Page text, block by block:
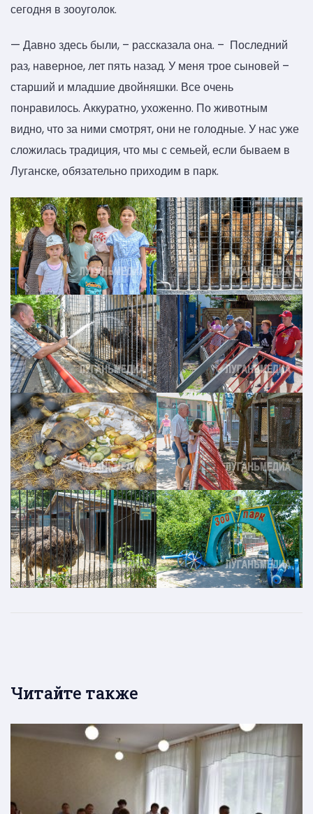
сегодня в зооуголок.
— Давно здесь были, – рассказала она. – Последний
раз, наверное, лет пять назад. У меня трое сыновей –
старший и младшие двойняшки. Все очень
понравилось. Аккуратно, ухоженно. По животным
видно, что за ними смотрят, они не голодные. У нас уже
сложилась традиция, что мы с семьей, если бываем в
Луганске, обязательно приходим в парк.
Читайте также